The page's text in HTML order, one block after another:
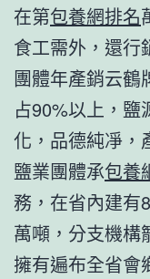
在第包養網排名
食工需外，還行
團體年產銷云鶴
占90%以上，
化，品德純凈，
鹽業團體承包養
務，在省內建有
萬噸，分支機構
擁有遍布全省會